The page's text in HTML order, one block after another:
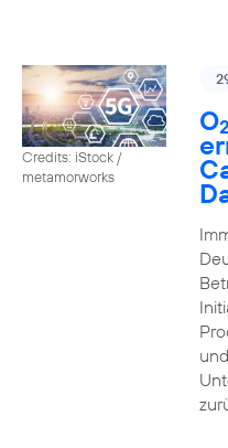
Credits: iStock /
metamorworks
O2